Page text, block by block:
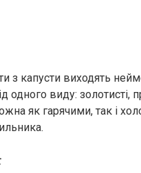
з капусти виходять
одного виду: золотисті,
як гарячими, так і